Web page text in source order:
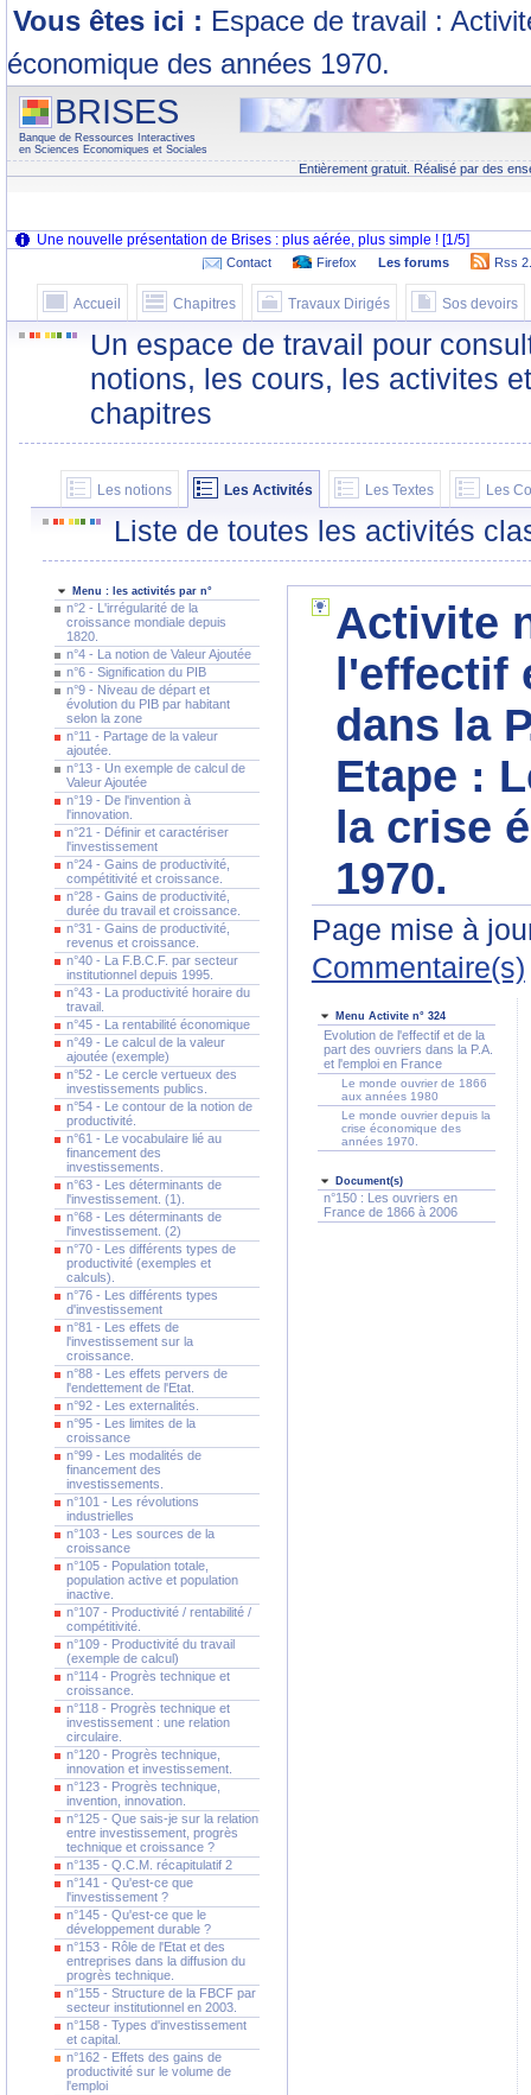
Vous êtes ici : Espace de travail :
économique des années 1970.
BRISES
Banque de Ressources Interactives
en Sciences Economiques et Sociales
Entièrement gratuit. Réalisé par des
Contact Firefox Les forums Rss
Accueil Chapitres Travaux Dirigés Sos devoirs
Un espace de travail pour
notions, les cours, les activites
chapitres
Les notions Les Activités Les Textes Les
Liste de toutes les activités
Menu : les activités par n°
n°2 - L'irrégularité de la
croissance mondiale depuis
1820.
n°4 - La notion de Valeur Ajoutée
n°6 - Signification du PIB
n°9 - Niveau de départ et
évolution du PIB par habitant
selon la zone
n°11 - Partage de la valeur
ajoutée.
n°13 - Un exemple de calcul de
Valeur Ajoutée
n°19 - De l'invention à
l'innovation.
n°21 - Définir et caractériser
l'investissement
n°24 - Gains de productivité,
compétitivité et croissance.
n°28 - Gains de productivité,
durée du travail et croissance.
n°31 - Gains de productivité,
revenus et croissance.
n°40 - La F.B.C.F. par secteur
institutionnel depuis 1995.
n°43 - La productivité horaire du
travail.
n°45 - La rentabilité économique
n°49 - Le calcul de la valeur
ajoutée (exemple)
n°52 - Le cercle vertueux des
investissements publics.
n°54 - Le contour de la notion de
productivité.
n°61 - Le vocabulaire lié au
financement des
investissements.
n°63 - Les déterminants de
l'investissement. (1).
n°68 - Les déterminants de
l'investissement. (2)
n°70 - Les différents types de
productivité (exemples et
calculs).
n°76 - Les différents types
d'investissement
n°81 - Les effets de
l'investissement sur la
croissance.
n°88 - Les effets pervers de
l'endettement de l'Etat.
n°92 - Les externalités.
n°95 - Les limites de la
croissance
n°99 - Les modalités de
financement des
investissements.
n°101 - Les révolutions
industrielles
n°103 - Les sources de la
croissance
n°105 - Population totale,
population active et population
inactive.
n°107 - Productivité / rentabilité /
compétitivité.
n°109 - Productivité du travail
(exemple de calcul)
n°114 - Progrès technique et
croissance.
n°118 - Progrès technique et
investissement : une relation
circulaire.
n°120 - Progrès technique,
innovation et investissement.
n°123 - Progrès technique,
invention, innovation.
n°125 - Que sais-je sur la relation
entre investissement, progrès
technique et croissance ?
n°135 - Q.C.M. récapitulatif 2
n°141 - Qu'est-ce que
l'investissement ?
n°145 - Qu'est-ce que le
développement durable ?
n°153 - Rôle de l'Etat et des
entreprises dans la diffusion du
progrès technique.
n°155 - Structure de la FBCF par
secteur institutionnel en 2003.
n°158 - Types d'investissement
et capital.
n°162 - Effets des gains de
productivité sur le volume de
l'emploi
Activite
l'effectif
dans la
Etape :
la crise
1970.
Page mise à
Commentaire(s)
Menu Activite n° 324
Evolution de l'effectif et de la
part des ouvriers dans la P.A.
et l'emploi en France
Le monde ouvrier de 1866
aux années 1980
Le monde ouvrier depuis la
crise économique des
années 1970.
Document(s)
n°150 : Les ouvriers en
France de 1866 à 2006